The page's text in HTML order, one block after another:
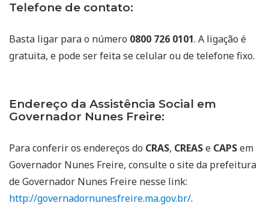
Telefone de contato:
Basta ligar para o número 0800 726 0101. A ligação é
gratuita, e pode ser feita se celular ou de telefone fixo.
Endereço da Assistência Social em
Governador Nunes Freire:
Para conferir os endereços do CRAS, CREASe CAPSem
Governador Nunes Freire, consulte o site da prefeitura
de Governador Nunes Freire nesse link:
http://governadornunesfreire.ma.gov.br/.